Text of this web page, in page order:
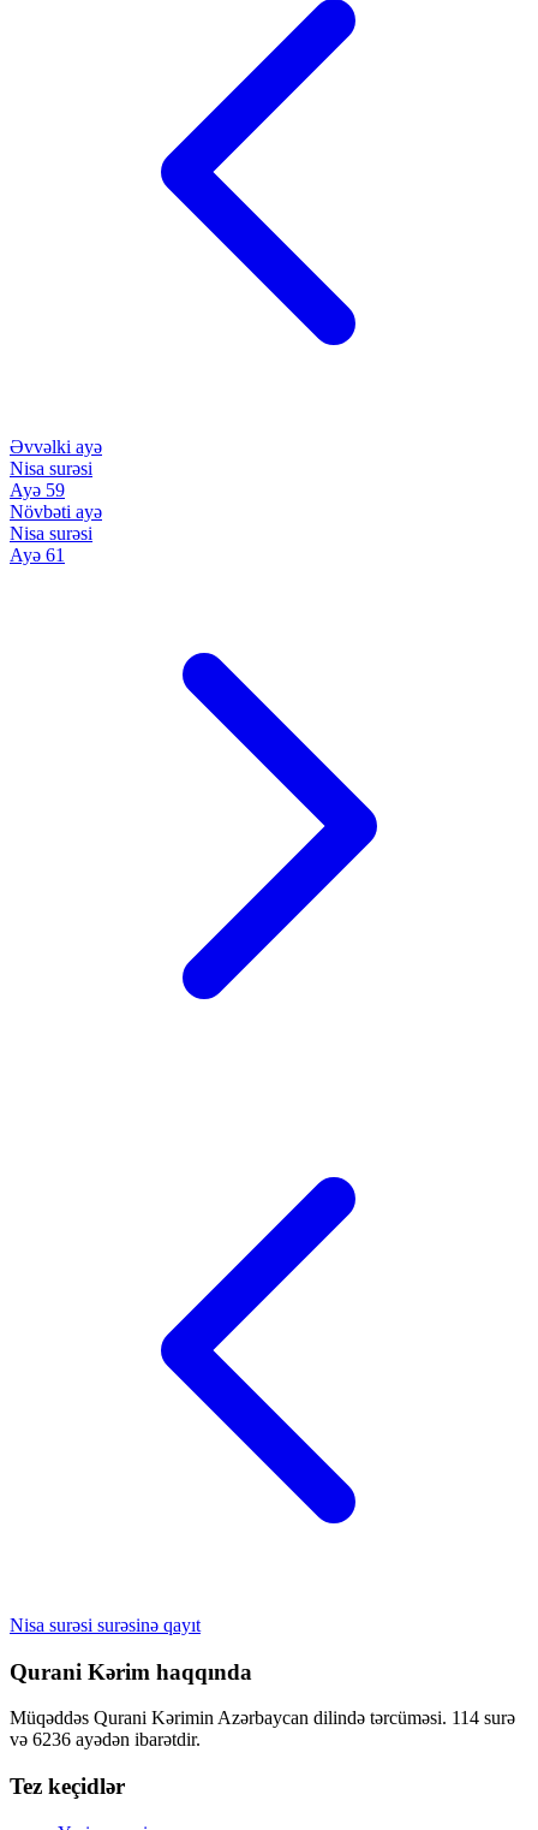
Əvvəlki ayə
Nisa surəsi
Ayə 59
Növbəti ayə
Nisa surəsi
Ayə 61
Nisa surəsi surəsinə qayıt
Qurani Kərim haqqında
Müqəddəs Qurani Kərimin Azərbaycan dilində tərcüməsi. 114 surə
və 6236 ayədən ibarətdir.
Tez keçidlər